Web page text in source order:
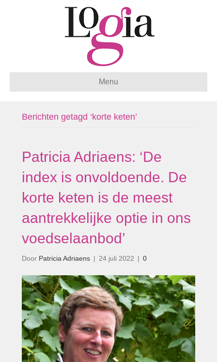
Menu
Berichten getagd ‘korte keten’
Patricia Adriaens: ‘De
index is onvoldoende. De
korte keten is de meest
aantrekkelijke optie in ons
voedselaanbod’
Door Patricia Adriaens | 24 juli 2022 | 0